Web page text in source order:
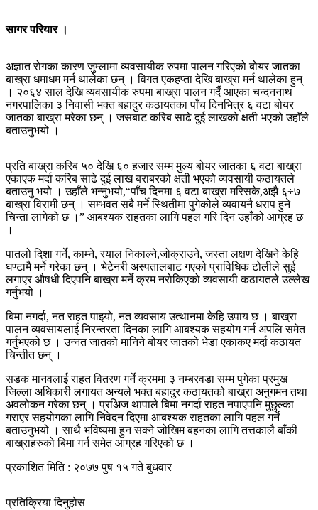
सागर परियार ।
अज्ञात रोगका कारण जुम्लामा व्यवसायीक रुपमा पालन गरिएको बोयर जातका
बाख्रा धमाधम मर्न थालेका छन् । विगत एकहप्ता देखि बाख्रा मर्न थालेका हुन्
। २०६४ साल देखि व्यवसायीक रुपमा बाख्रा पालन गर्दै आएका चन्दननाथ
नगरपालिका ३ निवासी भक्त बहादुर कठायतका पाँच दिनभित्र ६ वटा बोयर
जातका बाख्रा मरेका छन् । जसबाट करिब साढे दुई लाखको क्षती भएको उहाँले
बताउनुभयो ।
प्रति बाख्रा करिब ५० देखि ६० हजार सम्म मुल्य बोयर जातका ६ वटा बाख्रा
एकाएक मर्दा करिब साढे दुई लाख बराबरको क्षती भएको व्यवसायी कठायतले
बताउनु भयो । उहाँले भन्नुभयो,“पाँच दिनमा ६ वटा बाख्रा मरिसके,अझै ६÷७
बाख्रा विरामी छन् । सम्भवत सबै मर्ने स्थितीमा पुगेकोले व्यवायनै धराप हुने
चिन्ता लागेको छ ।” आबश्यक राहतका लागि पहल गरि दिन उहाँको आग्रह छ
।
पातलो दिशा गर्ने, काम्ने, रयाल निकाल्ने,जोक्राउने, जस्ता लक्षण देखिने केहि
घण्टामै मर्ने गरेका छन् । भेटेनरी अस्पतालबाट गएको प्राविधिक टोलीले सुई
लगाएर औषधी दिएपनि बाख्रा मर्ने क्रम नरोकिएको व्यवसायी कठायतले उल्लेख
गर्नुभयो ।
बिमा नगर्दा, नत राहत पाइयो, नत व्यवसाय उत्थानमा केहि उपाय छ । बाख्रा
पालन व्यवसायलाई निरन्तरता दिनका लागि आबश्यक सहयोग गर्न अपलि समेत
गर्नुभएको छ । उन्नत जातको मानिने बोयर जातको भेडा एकाकए मर्दा कठायत
चिन्तीत छन् ।
सडक मानवलाई राहत वितरण गर्ने क्रममा ३ नम्बरवडा सम्म पुगेका प्रमुख
जिल्ला अधिकारी लगायत अन्यले भक्त बहादुर कठायतको बाख्रा अनुगमन तथा
अवलोकन गरेका छन् । प्रअिज थापाले बिमा नगर्दा राहत नपाएपनि मुछुल्का
गराएर सहयोगका लागि निवेदन दिएमा आबश्यक राहतका लागि पहल गर्ने
बताउनुभयो । साथै भविष्यमा हुन सक्ने जोखिम बहनका लागि तत्तकालै बाँकी
बाख्राहरुको बिमा गर्न समेत आग्रह गरिएको छ ।
प्रकाशित मिति : २०७७ पुष १५ गते बुधवार
प्रतिक्रिया दिनुहोस